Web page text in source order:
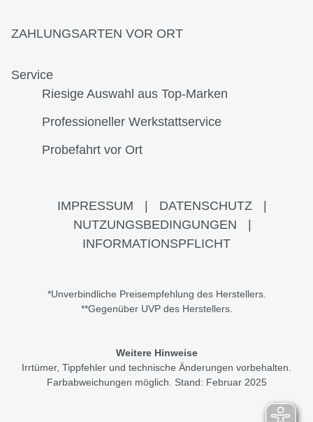
ZAHLUNGSARTEN VOR ORT
Service
Riesige Auswahl aus Top-Marken
Professioneller Werkstattservice
Probefahrt vor Ort
IMPRESSUM DATENSCHUTZ
NUTZUNGSBEDINGUNGEN
INFORMATIONSPFLICHT
*Unverbindliche Preisempfehlung des Herstellers.
**Gegenüber UVP des Herstellers.
Weitere Hinweise
Irrtümer, Tippfehler und technische Änderungen vorbehalten.
Farbabweichungen möglich. Stand: Februar 2025